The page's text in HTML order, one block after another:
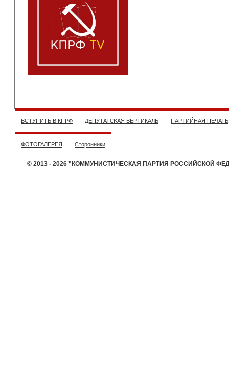
ВСТУПИТЬ В КПРФ ДЕПУТАТСКАЯ ВЕРТИКАЛЬ ПАРТИЙНАЯ ПЕЧАТЬ
ФОТОГАЛЕРЕЯ Сторонники
© 2013 - 2026 "КОММУНИСТИЧЕСКАЯ ПАРТИЯ РОССИЙСКОЙ